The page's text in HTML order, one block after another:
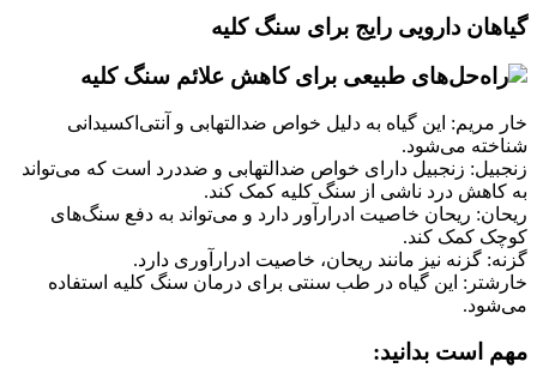
گیاهان دارویی رایج برای سنگ کلیه
خار مریم: این گیاه به دلیل خواص ضدالتهابی و آنتی‌اکسیدانی
شناخته می‌شود.
زنجبیل: زنجبیل دارای خواص ضدالتهابی و ضددرد است که می‌تواند
به کاهش درد ناشی از سنگ کلیه کمک کند.
ریحان: ریحان خاصیت ادرارآور دارد و می‌تواند به دفع سنگ‌های
کوچک کمک کند.
گزنه: گزنه نیز مانند ریحان، خاصیت ادرارآوری دارد.
خارشتر: این گیاه در طب سنتی برای درمان سنگ کلیه استفاده
می‌شود.
مهم است بدانید: